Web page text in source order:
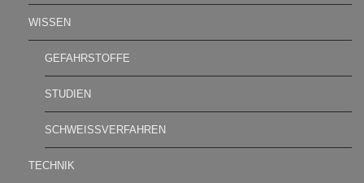
WISSEN
GEFAHRSTOFFE
STUDIEN
SCHWEISSVERFAHREN
TECHNIK